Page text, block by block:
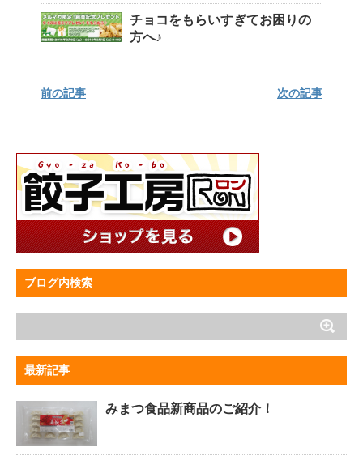
チョコをもらいすぎてお困りの
方へ♪
前の記事 次の記事
ブログ内検索
最新記事
みまつ食品新商品のご紹介！